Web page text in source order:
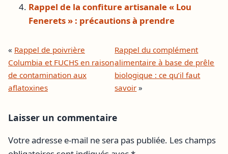
Rappel de la confiture artisanale « Lou
Fenerets » : précautions à prendre
« Rappel de poivrière
Columbia et FUCHS en raison
de contamination aux
aflatoxines
Rappel du complément
alimentaire à base de prêle
biologique : ce qu’il faut
savoir »
Laisser un commentaire
Votre adresse e-mail ne sera pas publiée. Les champs